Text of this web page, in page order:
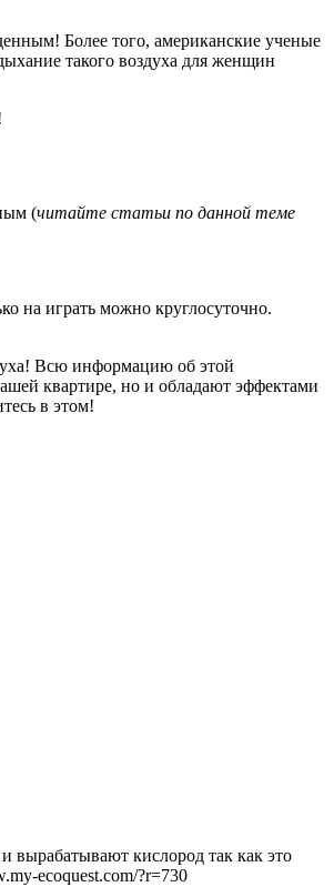
Более того, американские ученые
такого воздуха для женщин
(читайте статьи по данной теме
на играть можно круглосуточно.
Всю информацию об этой
квартире, но и обладают эффектами
в этом!
вырабатывают кислород так как это
ecoquest.com/?r=730